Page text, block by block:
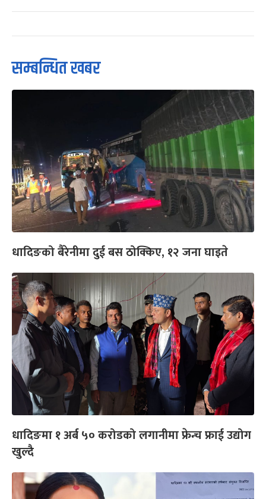
सम्बन्धित खबर
धादिङको बैरेनीमा दुई बस ठोक्किए, १२ जना घाइते
धादिङमा १ अर्ब ५० करोडको लगानीमा फ्रेन्च फ्राई उद्योग
खुल्दै